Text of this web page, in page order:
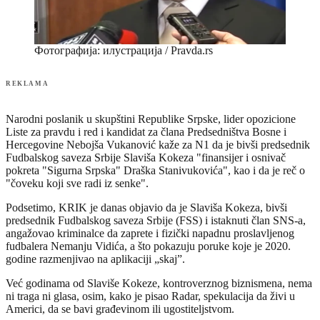
Фотографија: илустрација / Pravda.rs
REKLAMA
Narodni poslanik u skupštini Republike Srpske, lider opozicione
Liste za pravdu i red i kandidat za člana Predsedništva Bosne i
Hercegovine Nebojša Vukanović kaže za N1 da je bivši predsednik
Fudbalskog saveza Srbije Slaviša Kokeza "finansijer i osnivač
pokreta "Sigurna Srpska" Draška Stanivukovića", kao i da je reč o
"čoveku koji sve radi iz senke".
Podsetimo, KRIK je danas objavio da je Slaviša Kokeza, bivši
predsednik Fudbalskog saveza Srbije (FSS) i istaknuti član SNS-a,
angažovao kriminalce da zaprete i fizički napadnu proslavljenog
fudbalera Nemanju Vidića, a što pokazuju poruke koje je 2020.
godine razmenjivao na aplikaciji „skaj”.
Već godinama od Slaviše Kokeze, kontroverznog biznismena, nema
ni traga ni glasa, osim, kako je pisao Radar, spekulacija da živi u
Americi, da se bavi građevinom ili ugostiteljstvom.